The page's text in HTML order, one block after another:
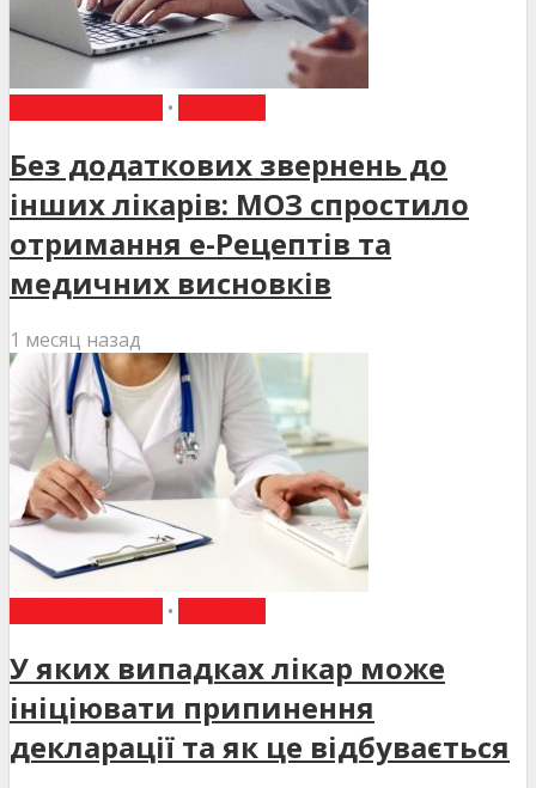
•
Без додаткових звернень до
інших лікарів: МОЗ спростило
отримання е-Рецептів та
медичних висновків
1 месяц назад
•
У яких випадках лікар може
ініціювати припинення
декларації та як це відбувається